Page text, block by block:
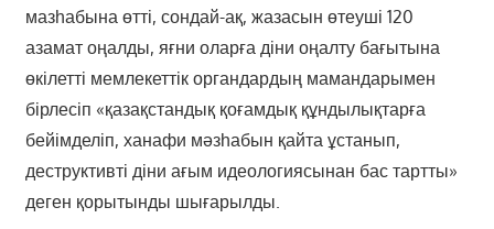
мазһабына өтті, сондай-ақ, жазасын өтеуші 120
азамат оңалды, яғни оларға діни оңалту бағытына
өкілетті мемлекеттік органдардың мамандарымен
бірлесіп «қазақстандық қоғамдық құндылықтарға
бейімделіп, ханафи мәзһабын қайта ұстанып,
деструктивті діни ағым идеологиясынан бас тартты»
деген қорытынды шығарылды.